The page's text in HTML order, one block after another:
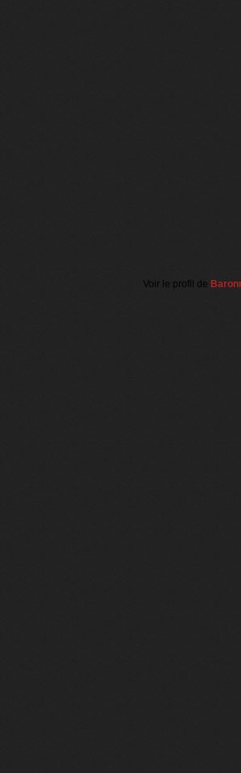
Voir le profil de